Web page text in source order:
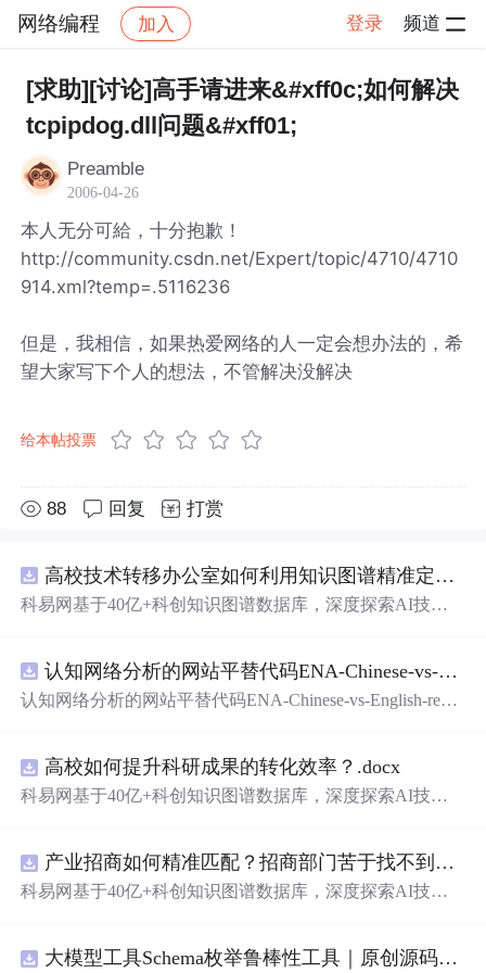
网络编程 加入 登录 频道
社区 网络编程 帖子详情
[求助][讨论]高手请进来&#xff0c;如何解决
tcpipdog.dll问题&#xff01;
Preamble
2006-04-26
本人无分可給，十分抱歉！
http://community.csdn.net/Expert/topic/4710/4710
914.xml?temp=.5116236
但是，我相信，如果热爱网络的人一定会想办法的，希
望大家写下个人的想法，不管解决没解决
给本帖投票
88 回复 打赏
高校技术转移办公室如何利用知识图谱精准定位产业需求与技术适配点？.docx
科易网基于40亿+科创知识图谱数据库，深度探索AI技术
新领域的AI+数智化解决方案，推动科技创新与产业创新
智能化发展。
认知网络分析的网站平替代码ENA-Chinese-vs-English-reproducible.zip
认知网络分析的网站平替代码ENA-Chinese-vs-English-repro
高校如何提升科研成果的转化效率？.docx
科易网基于40亿+科创知识图谱数据库，深度探索AI技术
新领域的AI+数智化解决方案，推动科技创新与产业创新
智能化发展。
产业招商如何精准匹配？招商部门苦于找不到符合产业链补链强链方向的目标企业怎么办？.docx
科易网基于40亿+科创知识图谱数据库，深度探索AI技术
新领域的AI+数智化解决方案，推动科技创新与产业创新大模型工具Schema枚举鲁棒性工具｜原创源码+测试+离线报告